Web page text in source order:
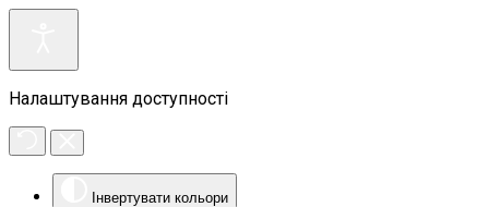
Налаштування доступності
Інвертувати кольори